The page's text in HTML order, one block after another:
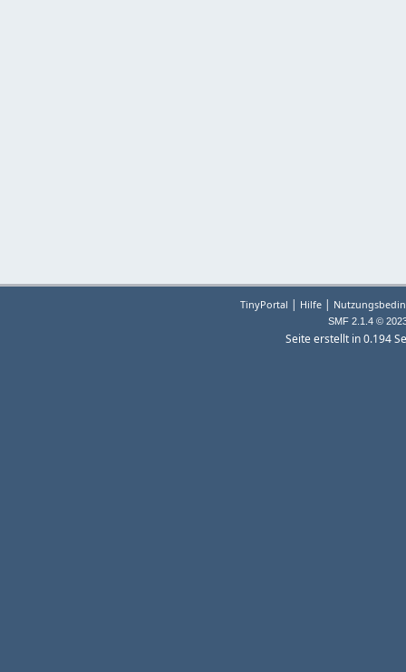
TinyPortal | Hilfe |
SMF 2.1.4 ©
Seite erstellt in 0.194